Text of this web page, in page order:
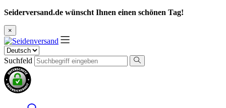
Seiderversand.de wünscht Ihnen einen schönen Tag!
×
Suchfeld